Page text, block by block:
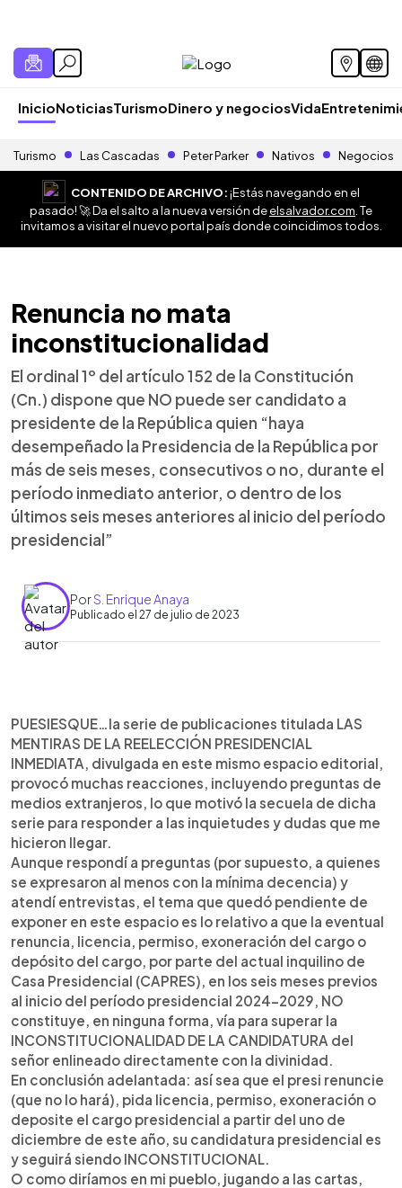
InicioNoticiasTurismoDinero y negociosVida
Turismo Las Cascadas Peter Parker Nativos Negocios
CONTENIDO DE ARCHIVO:¡Estás navegando en el
pasado! 🚀 Da el salto a la nueva versión deelsalvador.com . Te
invitamos a visitar el nuevo portal país donde coincidimos todos.
Renuncia no mata
inconstitucionalidad
El ordinal 1º del artículo 152 de la Constitución
(Cn.) dispone que NO puede ser candidato a
presidente de la República quien “haya
desempeñado la Presidencia de la República por
más de seis meses, consecutivos o no, durante el
período inmediato anterior, o dentro de los
últimos seis meses anteriores al inicio del período
presidencial”
PorS. Enrique Anaya
Publicado el 27 de julio de 2023
► Escuchar artículo
PUESIESQUE…la serie de publicaciones titulada LAS
MENTIRAS DE LA REELECCIÓN PRESIDENCIAL
INMEDIATA, divulgada en este mismo espacio editorial,
provocó muchas reacciones, incluyendo preguntas de
medios extranjeros, lo que motivó la secuela de dicha
serie para responder a las inquietudes y dudas que me
hicieron llegar.
Aunque respondí a preguntas (por supuesto, a quienes
se expresaron al menos con la mínima decencia) y
atendí entrevistas, el tema que quedó pendiente de
exponer en este espacio es lo relativo a que la eventual
renuncia, licencia, permiso, exoneración del cargo o
depósito del cargo, por parte del actual inquilino de
Casa Presidencial (CAPRES), en los seis meses previos
al inicio del período presidencial 2024-2029, NO
constituye, en ninguna forma, vía para superar la
INCONSTITUCIONALIDAD DE LA CANDIDATURA del
señor enlineado directamente con la divinidad.
En conclusión adelantada: así sea que el presi renuncie
(que no lo hará), pida licencia, permiso, exoneración o
deposite el cargo presidencial a partir del uno de
diciembre de este año, su candidatura presidencial es
y seguirá siendo INCONSTITUCIONAL.
O como diríamos en mi pueblo, jugando a las cartas,